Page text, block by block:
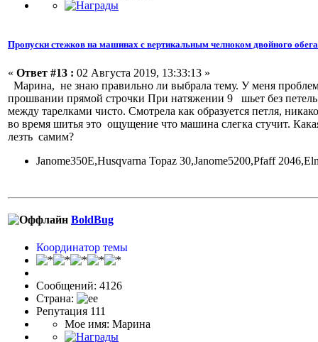
Пропуски стежков на машинах с вертикальным челноком двойного
« Ответ #13 : 02 Августа 2019, 13:33:13 »
Марина, не знаю правильно ли выбрала тему. У меня
прошвании прямой строчки При натяжении 9 шьет без петель
между тарелками чисто. Смотрела как образуется петля,
во время шитья это ощущение что машина слегка стучит.
лезть самим?
Janome350E,Husqvarna Topaz 30,Janome5200,Pfaff
BoldBug
Координатор темы
Сообщений: 4126
Страна:
Репутация 111
Мое имя: Марина